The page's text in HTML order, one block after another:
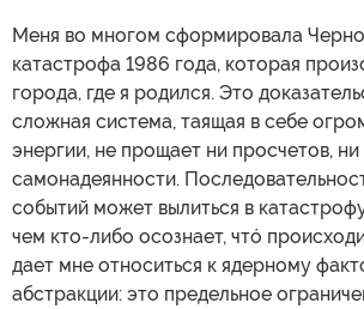
Меня во многом сформировала
катастрофа 1986 года, которая
города, где я родился. Это
сложная система, таящая в себе
энергии, не прощает ни просчетов, ни
самонадеянности.
событий может вылиться в
чем кто-либо осознает, чтó
дает мне относиться к ядерному
абстракции: это предельное